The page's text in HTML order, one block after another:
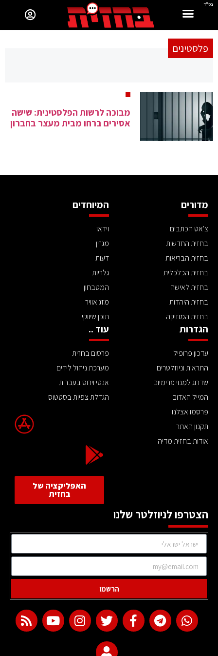
בס"ד
פלסטינים
מבוכה לרשות הפלסטינית: שישה
אסירים ברחו מבית מעצר בחברון
מדורים
צ'אט הכתבים
בחזית החדשות
בחזית הבריאות
בחזית הכלכלית
בחזית לאישה
בחזית היהדות
בחזית המוזיקה
המיוחדים
וידאו
מגזין
דעות
גלריות
המטבחון
מזג אוויר
תוכן שיווקי
הגדרות
עדכון פרופיל
התראות וניוזלטרים
שדרוג למנוי פרימיום
המייל האדום
פרסמו אצלנו
תקנון האתר
אודות בחזית מדיה
עוד ..
פרסום בחזית
מערכת ניהול לידים
אנטי וירוס בעברית
הגדלת צפיות בסטטוס
האפליקציה של
בחזית
הצטרפו לניוזלטר שלנו
הרשמו